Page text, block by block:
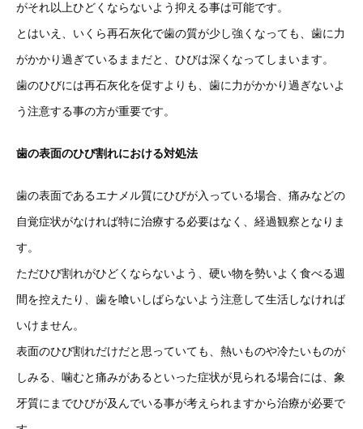
がそれ以上ひどくならないよう抑える事は可能です。
とはいえ、いくら再石灰化で歯の質が少し強くなっても、歯に力
がかかり過ぎているままだと、ひびは深くなってしまいます。
歯のひびには再石灰化を促すよりも、歯に力がかかり過ぎないよ
う注意する事の方が重要です。
歯の表面のひび割れにおける対処法
歯の表面であるエナメル質にひびが入っている場合、痛みなどの
自覚症状がなければ特に治療する必要はなく、経過観察となりま
す。
ただひび割れがひどくならないよう、硬い物を勢いよく食べる週
間を控えたり、歯を喰いしばらないよう注意して生活しなければ
いけません。
表面のひび割れだけだと思っていても、熱いものや冷たいものが
しみる、噛むと痛みがあるといった症状が見られる場合には、象
牙質にまでひびが及んでいる事が考えられますから治療が必要で